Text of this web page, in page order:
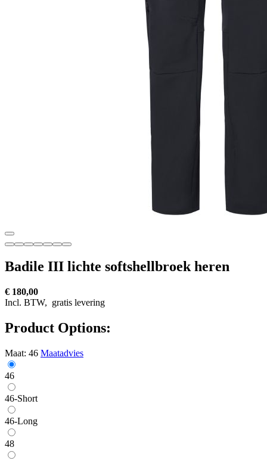
Badile III lichte softshellbroek heren
€ 180,00
Incl. BTW, gratis levering
Product Options:
Maat: 46 Maatadvies
46
46-Short
46-Long
48